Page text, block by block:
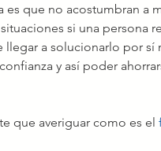
que no acostumbran a
si una persona
a solucionarlo por sí
y así poder
que averiguar como es el